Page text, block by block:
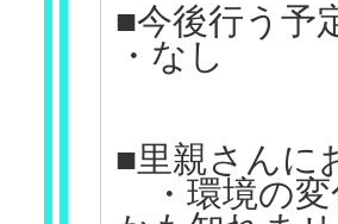
■今後行う予
・なし
■里親さんに
・環境の変